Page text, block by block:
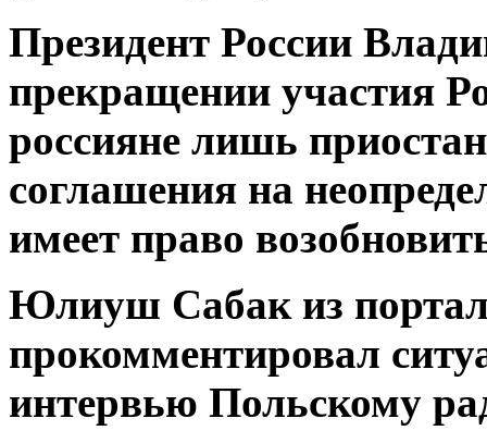
Президент России
прекращении участия
россияне лишь
соглашения на
имеет право
Юлиуш Сабак из
прокомментировал
интервью Польскому